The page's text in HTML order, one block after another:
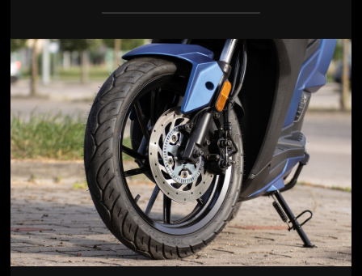
Jön még kép!